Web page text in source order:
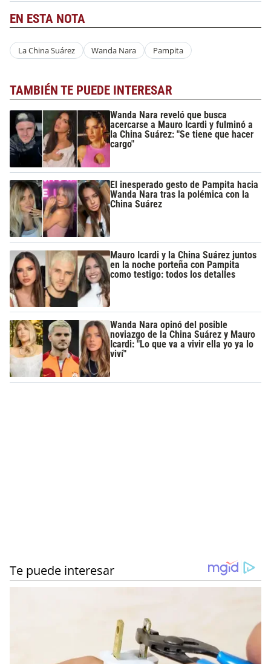
EN ESTA NOTA
La China Suárez Wanda Nara Pampita
TAMBIÉN TE PUEDE INTERESAR
Wanda Nara reveló que busca
acercarse a Mauro Icardi y fulminó a
la China Suárez: "Se tiene que hacer
cargo"
El inesperado gesto de Pampita hacia
Wanda Nara tras la polémica con la
China Suárez
Mauro Icardi y la China Suárez juntos
en la noche porteña con Pampita
como testigo: todos los detalles
Wanda Nara opinó del posible
noviazgo de la China Suárez y Mauro
Icardi: "Lo que va a vivir ella yo ya lo
viví"